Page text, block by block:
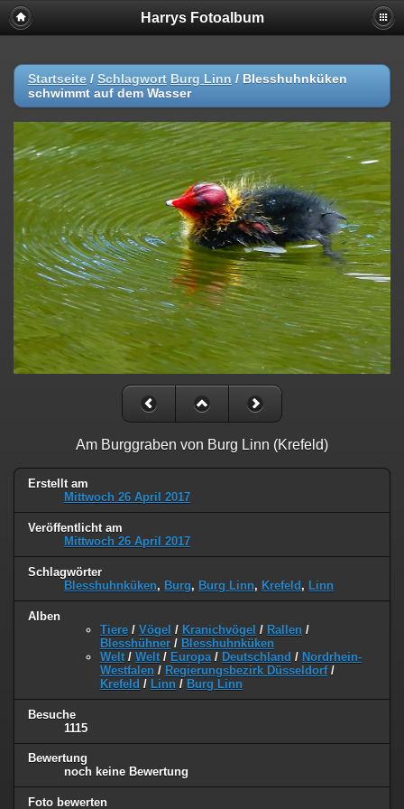
Harrys Fotoalbum
Startseite / Schlagwort Burg Linn / Blesshuhnküken
schwimmt auf dem Wasser
Am Burggraben von Burg Linn (Krefeld)
Erstellt am
Mittwoch 26 April 2017
Veröffentlicht am
Mittwoch 26 April 2017
Schlagwörter
Blesshuhnküken, Burg, Burg Linn, Krefeld , Linn
Alben
Tiere / Vögel / Kranichvögel / Rallen /
Blesshühner / Blesshuhnküken
Welt / Welt / Europa / Deutschland / Nordrhein-
Westfalen / Regierungsbezirk Düsseldorf/
Krefeld / Linn / Burg Linn
Besuche
1115
Bewertung
noch keine Bewertung
Foto bewerten